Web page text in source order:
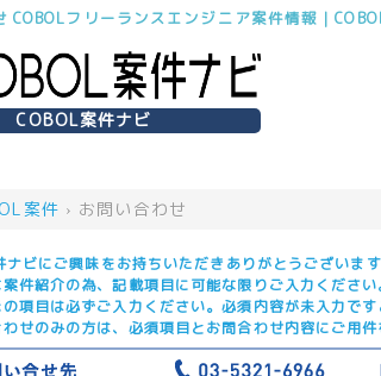
COBOLフリーランスエンジニア案件情報｜
COBOL案件ナビ
案件 › お問い合わせ
ナビにご興味をお持ちいただきありがとうございます
件紹介の為、記載項目に可能な限りご入力ください
の項目は必ずご入力ください。必須内容が未入力で
せのみの方は、必須項目とお問合わせ内容にご用件